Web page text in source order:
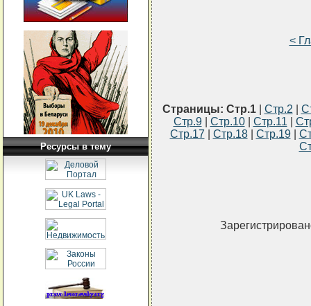
Ресурсы в тему
<
Страницы: Стр.1| Стр.2
Стр.9| Стр.10| Стр.11
Стр.17
Стр.18| Стр.19|